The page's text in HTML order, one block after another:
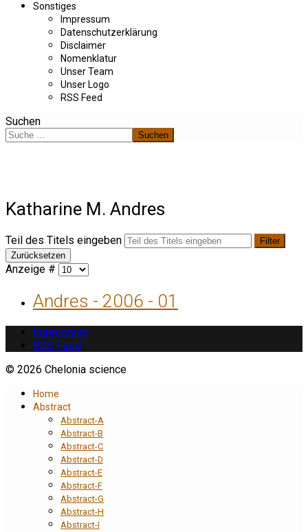
Sonstiges
Impressum
Datenschutzerklärung
Disclaimer
Nomenklatur
Unser Team
Unser Logo
RSS Feed
Suchen
Suchen
Katharine M. Andres
Teil des Titels eingeben
Filter
Zurücksetzen
Anzeige #
Andres - 2006 - 01
Impressum
RSS Feed
© 2026 Chelonia science
Home
Abstract
Abstract-A
Abstract-B
Abstract-C
Abstract-D
Abstract-E
Abstract-F
Abstract-G
Abstract-H
Abstract-I